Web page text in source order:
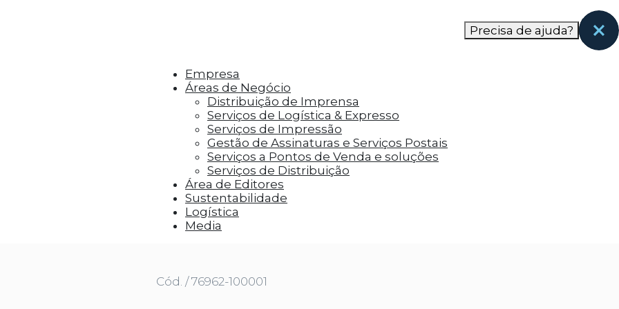
aos visitantes anúncios personalizados com base nas páginas que eles visitaram antes e analisar a
Precisa de ajuda?
Empresa
Áreas de Negócio
Distribuição de Imprensa
Serviços de Logística & Expresso
Serviços de Impressão
Gestão de Assinaturas e Serviços Postais
Serviços a Pontos de Venda e soluções
Serviços de Distribuição
Área de Editores
Sustentabilidade
Logística
Media
Cód. / 76962-100001